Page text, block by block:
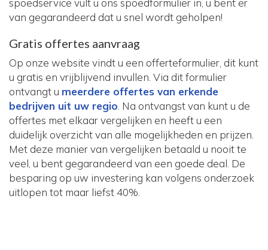
van gegarandeerd dat u snel wordt geholpen!
Gratis offertes aanvraag
Op onze website vindt u een offerteformulier, dit kunt
u gratis en vrijblijvend invullen. Via dit formulier
ontvangt u meerdere offertes van erkende
bedrijven uit uw regio . Na ontvangst van kunt u de
offertes met elkaar vergelijken en heeft u een
duidelijk overzicht van alle mogelijkheden en prijzen.
Met deze manier van vergelijken betaald u nooit te
veel, u bent gegarandeerd van een goede deal. De
besparing op uw investering kan volgens onderzoek
uitlopen tot maar liefst 40%.